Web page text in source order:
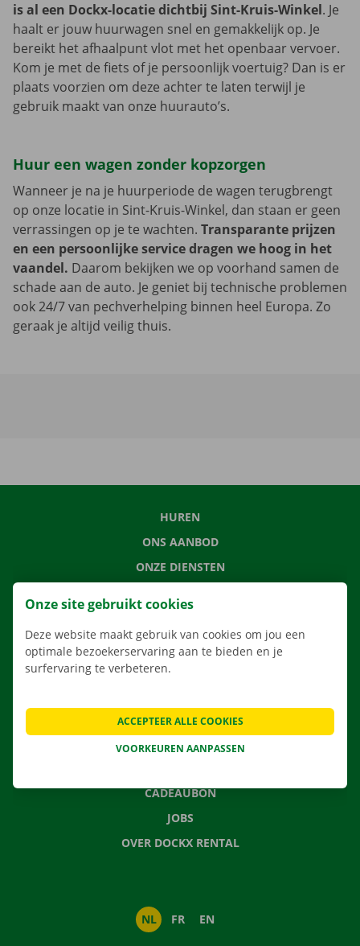
is al een Dockx-locatie dichtbij Sint-Kruis-Winkel. Je
haalt er jouw huurwagen snel en gemakkelijk op. Je
bereikt het afhaalpunt vlot met het openbaar vervoer.
Kom je met de fiets of je persoonlijk voertuig? Dan is er
plaats voorzien om deze achter te laten terwijl je
gebruik maakt van onze huurauto’s.
Huur een wagen zonder kopzorgen
Wanneer je na je huurperiode de wagen terugbrengt
op onze locatie in Sint-Kruis-Winkel, dan staan er geen
verrassingen op je te wachten. Transparante prijzen
en een persoonlijke service dragen we hoog in het
vaandel. Daarom bekijken we op voorhand samen de
schade aan de auto. Je geniet bij technische problemen
ook 24/7 van pechverhelping binnen heel Europa. Zo
geraak je altijd veilig thuis.
HUREN
ONS AANBOD
ONZE DIENSTEN
VERHUISOPLOSSINGEN
CONTACTEER ONS
VEELGESTELDE VRAGEN
CADEAUBON
JOBS
OVER DOCKX RENTAL
NL FR EN
Onze site gebruikt cookies
Deze website maakt gebruik van cookies om jou een
optimale bezoekerservaring aan te bieden en je
surfervaring te verbeteren.
VOORKEUREN AANPASSEN
ACCEPTEER ALLE COOKIES